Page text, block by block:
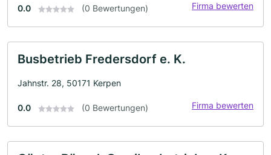
0.0 (0 Bewertungen) Firma bewerten
Busbetrieb Fredersdorf e. K.
Jahnstr. 28, 50171 Kerpen
0.0 (0 Bewertungen) Firma bewerten